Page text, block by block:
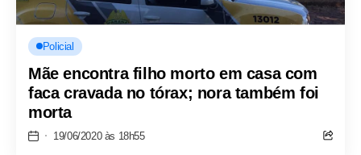
Policial
Mãe encontra filho morto em casa com
faca cravada no tórax; nora também foi
morta
19/06/2020 às 18h55